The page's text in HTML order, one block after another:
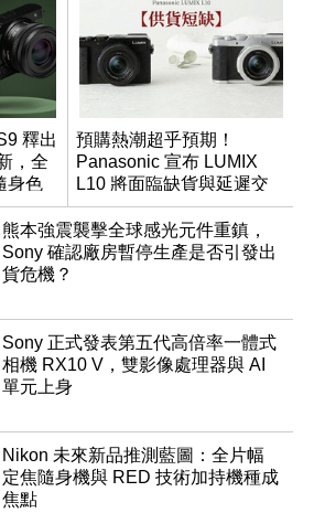
釋出
，全
身色
預購熱潮超乎預期！
Panasonic 宣布 LUMIX
L10 將面臨缺貨與延遲交
貨時間
熊本強震襲擊全球感光元件重鎮，
Sony 確認廠房暫停生產是否引發出
貨危機？
Sony 正式發表第五代高倍率一體式
相機 RX10 V，雙影像處理器與 AI
單元上身
Nikon 未來新品推測藍圖：全片幅
定焦隨身機與 RED 技術加持機種成
焦點